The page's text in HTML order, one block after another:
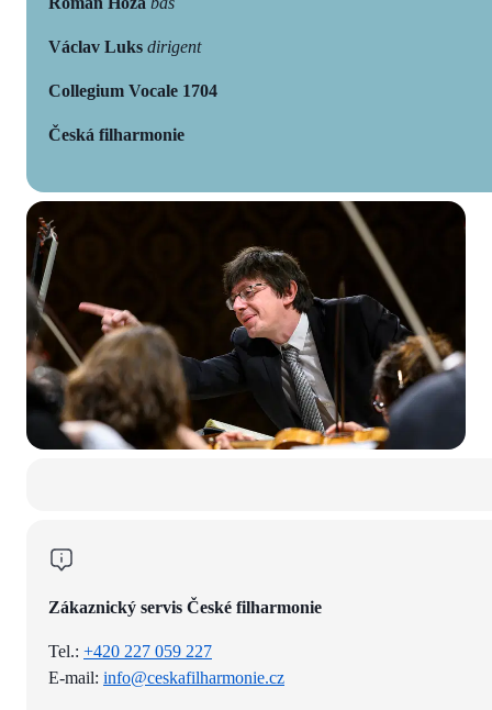
Václav Luks dirigent
Collegium Vocale 1704
Česká filharmonie
Zákaznický servis České filharmonie
Tel.: +420 227 059 227
E-mail: info@ceskafilharmonie.cz